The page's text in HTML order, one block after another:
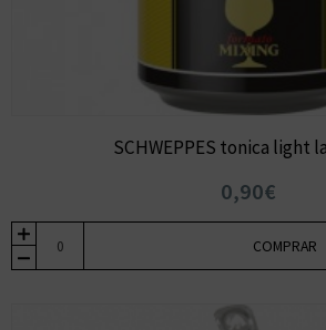
SCHWEPPES tonica light
0,90€
COMPRAR